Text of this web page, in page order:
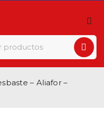
– Aliafor –